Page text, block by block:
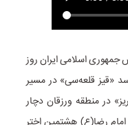
جمهوری اسلامی ایران روز
سد «قیز قلعه‌سی» در مسیر
در منطقه ورزقان دچار